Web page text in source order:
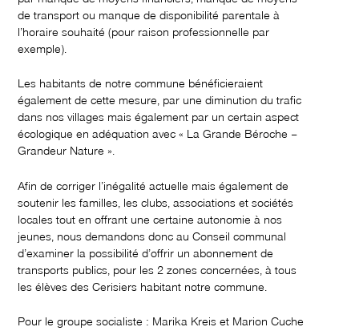
de transport ou manque de disponibilité parentale à
l’horaire souhaité (pour raison professionnelle par
exemple).
Les habitants de notre commune bénéficieraient
également de cette mesure, par une diminution du trafic
dans nos villages mais également par un certain aspect
écologique en adéquation avec « La Grande Béroche –
Grandeur Nature ».
Afin de corriger l’inégalité actuelle mais également de
soutenir les familles, les clubs, associations et sociétés
locales tout en offrant une certaine autonomie à nos
jeunes, nous demandons donc au Conseil communal
d’examiner la possibilité d’offrir un abonnement de
transports publics, pour les 2 zones concernées, à tous
les élèves des Cerisiers habitant notre commune.
Pour le groupe socialiste : Marika Kreis et Marion Cuche